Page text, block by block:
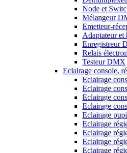
Node et
Mélangeur
Emetteur-
Adaptateur
Enregistreur
Relais
Testeur DMX
Eclairage console,
Eclairage
Eclairage
Eclairage
Eclairage
Eclairage
Eclairage
Eclairage
Eclairage
Eclairage